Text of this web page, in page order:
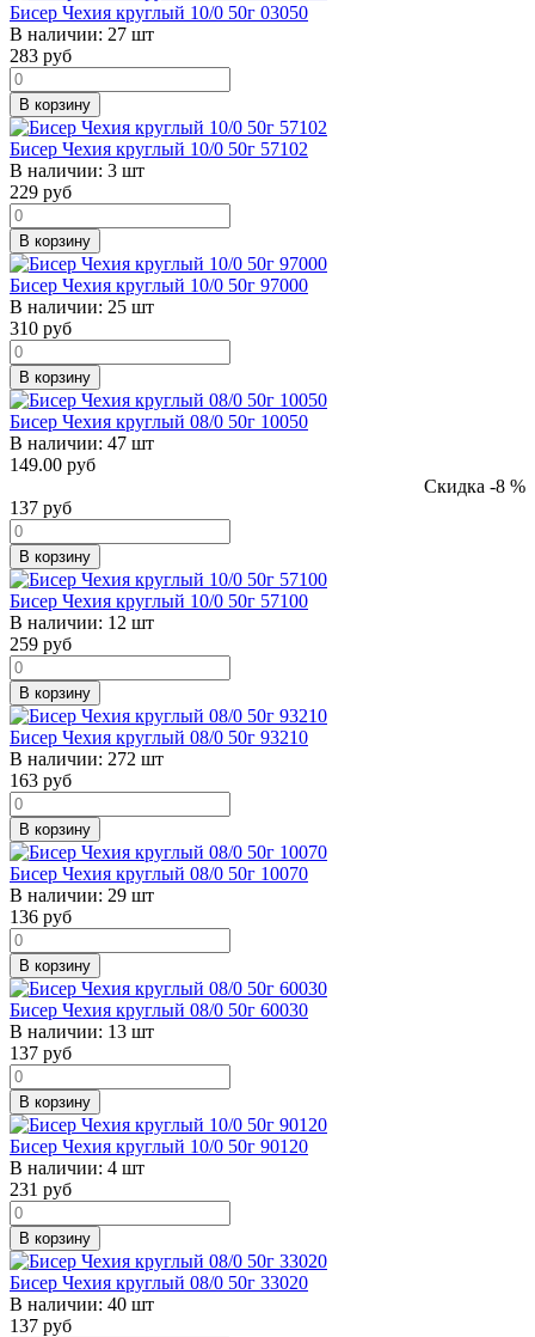
Бисер Чехия круглый 10/0 50г 03050
В наличии: 27 шт
283 руб
В корзину
Бисер Чехия круглый 10/0 50г 57102
В наличии: 3 шт
229 руб
В корзину
Бисер Чехия круглый 10/0 50г 97000
В наличии: 25 шт
310 руб
В корзину
Бисер Чехия круглый 08/0 50г 10050
В наличии: 47 шт
149.00 руб
Скидка -8 %
137 руб
В корзину
Бисер Чехия круглый 10/0 50г 57100
В наличии: 12 шт
259 руб
В корзину
Бисер Чехия круглый 08/0 50г 93210
В наличии: 272 шт
163 руб
В корзину
Бисер Чехия круглый 08/0 50г 10070
В наличии: 29 шт
136 руб
В корзину
Бисер Чехия круглый 08/0 50г 60030
В наличии: 13 шт
137 руб
В корзину
Бисер Чехия круглый 10/0 50г 90120
В наличии: 4 шт
231 руб
В корзину
Бисер Чехия круглый 08/0 50г 33020
В наличии: 40 шт
137 руб